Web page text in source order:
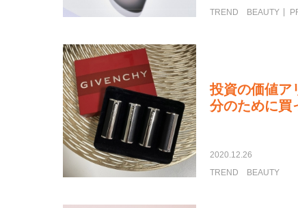
TREND
BEAUTY
投資の価値ア
分のために買
2020.12.26
TREND
BEAUTY